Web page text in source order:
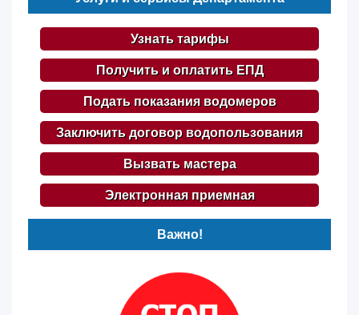
Узнать тарифы
Получить и оплатить ЕПД
Подать показания водомеров
Заключить договор водопользования
Вызвать мастера
Электронная приемная
Важно!